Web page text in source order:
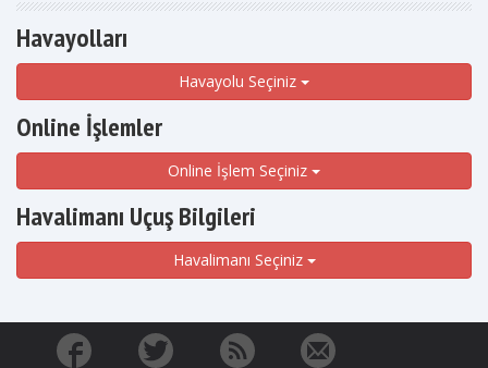
Havayolları
Havayolu Seçiniz
Online İşlemler
Online İşlem Seçiniz
Havalimanı Uçuş Bilgileri
Havalimanı Seçiniz